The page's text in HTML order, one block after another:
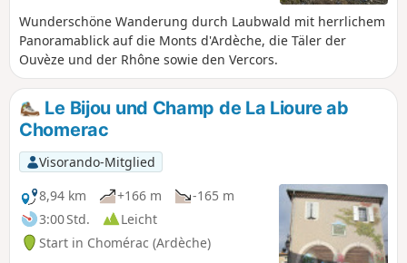
Wunderschöne Wanderung durch Laubwald mit herrlichem
Panoramablick auf die Monts d'Ardèche, die Täler der
Ouvèze und der Rhône sowie den Vercors.
Le Bijou und Champ de La Lioure ab
Chomerac
Visorando-Mitglied
8,94 km
+166 m
-165 m
3:00 Std.
Leicht
Start in Chomérac (Ardèche)